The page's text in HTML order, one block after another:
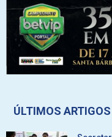
ÚLTIMOS ARTIGOS